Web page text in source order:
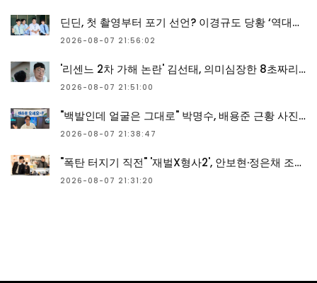
딘딘, 첫 촬영부터 포기 선언? 이경규도 당황 ‘역대급’ (우리동네 전성시대)
2026-08-07 21:56:02
'리센느 2차 가해 논란' 김선태, 의미심장한 8초짜리 근황 영상 올렸다
2026-08-07 21:51:00
"백발인데 얼굴은 그대로" 박명수, 배용준 근황 사진 언급하며 화제
2026-08-07 21:38:47
"폭탄 터지기 직전" '재벌X형사2', 안보현·정은채 조합으로 화려한 출격
2026-08-07 21:31:20